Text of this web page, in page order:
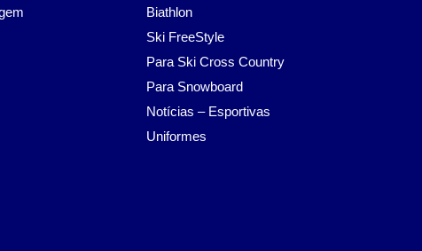
Biathlon
Ski FreeStyle
Para Ski Cross Country
Para Snowboard
Notícias – Esportivas
Uniformes